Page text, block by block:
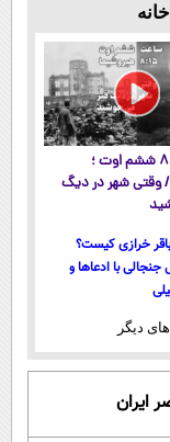
ساعت ۸:۱۵ ششم اوت ؛
وقتی شهر در دیگ
خرازی کیست؟
جنجالی با ادعاها و
دیگر
ایران